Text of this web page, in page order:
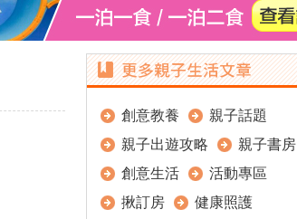
創意教養
親子話題
親子出遊攻略
親子書房
創意生活
活動專區
揪訂房
健康照護